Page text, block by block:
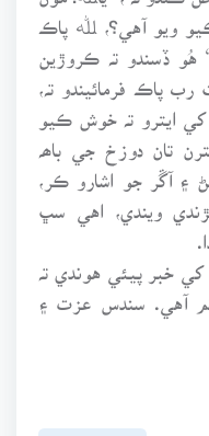
ويو آهي؟، ﷲ پاڪ
هُو ڏسندو تہ ڪروڙين
رب پاڪ فرمائيندو تہ،
ايترو تہ خوش ڪيو
تان دوزخ جي باھہ
۽ آڱر جو اشارو ڪر،
ويندي، اهي سڀ
کي خبر پيئي هوندي تہ
آهي. سندس عزت ۽